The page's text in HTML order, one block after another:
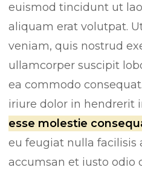
euismod tincidunt ut
aliquam erat volutpat.
veniam, quis nostrud
ullamcorper suscipit
ea commodo
iriure dolor in hendrerit
esse molestie
eu feugiat nulla facilisis
accumsan et iusto